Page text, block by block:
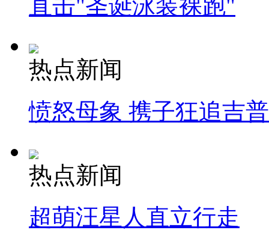
直击"圣诞泳装裸跑"
热点新闻
愤怒母象 携子狂追吉
热点新闻
超萌汪星人直立行走